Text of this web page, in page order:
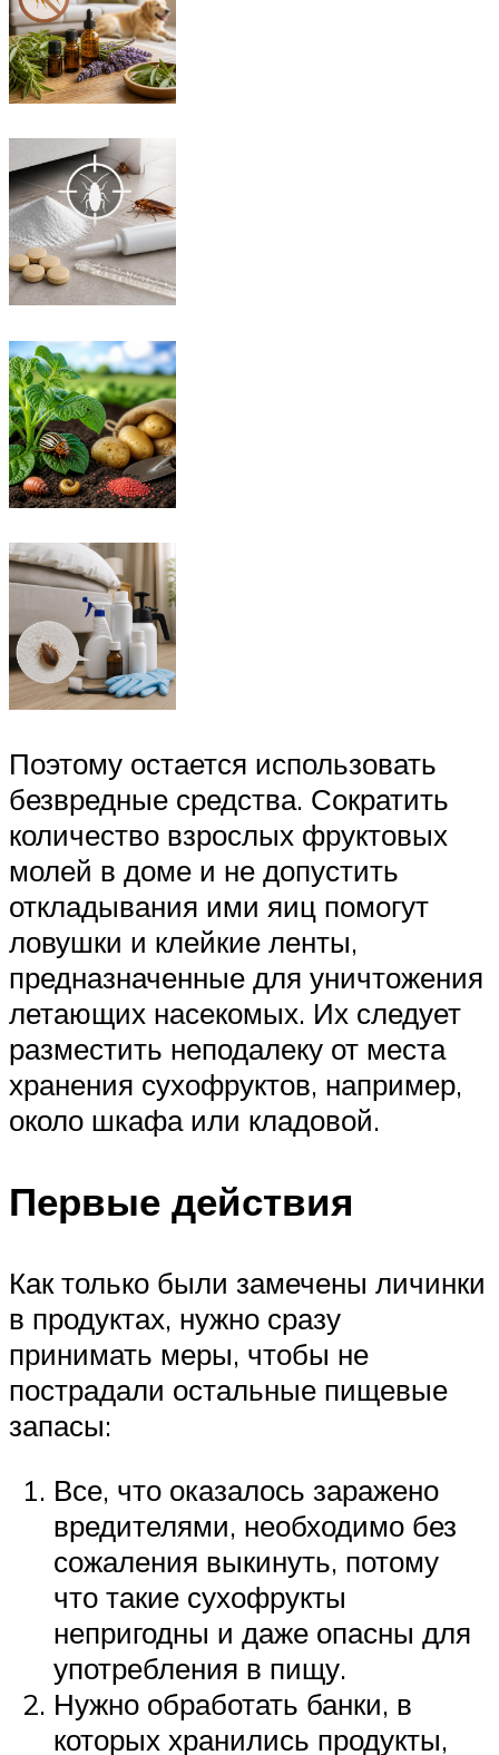
Поэтому остается использовать
безвредные средства. Сократить
количество взрослых фруктовых
молей в доме и не допустить
откладывания ими яиц помогут
ловушки и клейкие ленты,
предназначенные для уничтожения
летающих насекомых. Их следует
разместить неподалеку от места
хранения сухофруктов, например,
около шкафа или кладовой.
Первые действия
Как только были замечены личинки
в продуктах, нужно сразу
принимать меры, чтобы не
пострадали остальные пищевые
запасы:
Все, что оказалось заражено
вредителями, необходимо без
сожаления выкинуть, потому
что такие сухофрукты
непригодны и даже опасны для
употребления в пищу.
Нужно обработать банки, в
которых хранились продукты,